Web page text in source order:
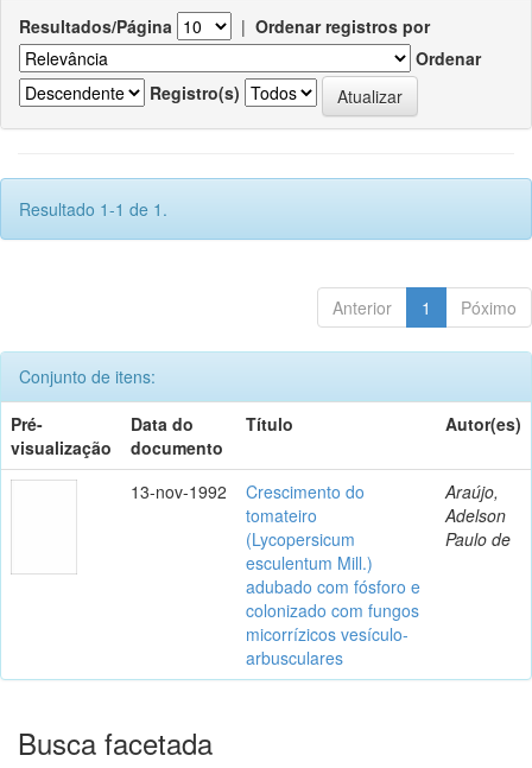
Resultados/Página | Ordenar registros por
Ordenar
Registro(s)
Resultado 1-1 de 1.
Anterior 1 Póximo
Conjunto de itens:
Pré-
visualização
Data do
documento
Título Autor(es)
13-nov-1992
Crescimento do
tomateiro
(Lycopersicum
esculentum Mill.)
adubado com fósforo e
colonizado com fungos
micorrízicos vesículo-
arbusculares
Araújo,
Adelson
Paulo de
Busca facetada